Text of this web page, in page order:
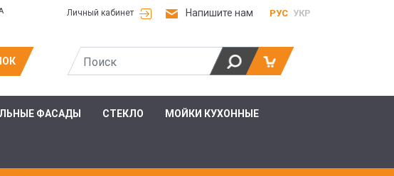
Личный кабинет Напишите нам РУС УКР
ФАСАДЫ СТЕКЛО МОЙКИ КУХОННЫЕ